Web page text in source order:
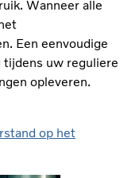
Wanneer alle
Een eenvoudige
uw reguliere
opleveren.
op het